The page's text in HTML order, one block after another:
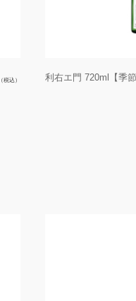
（税込） 利右エ門 720ml【季節